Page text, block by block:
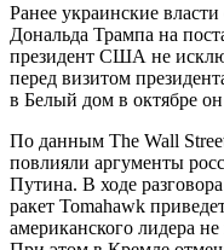
Ранее украинские
Дональда Трампа на
президент США не
перед визитом
в Белый дом в октябре
По данным The Wall
повлияли аргументы
Путина. В ходе
ракет Tomahawk
американского лидера